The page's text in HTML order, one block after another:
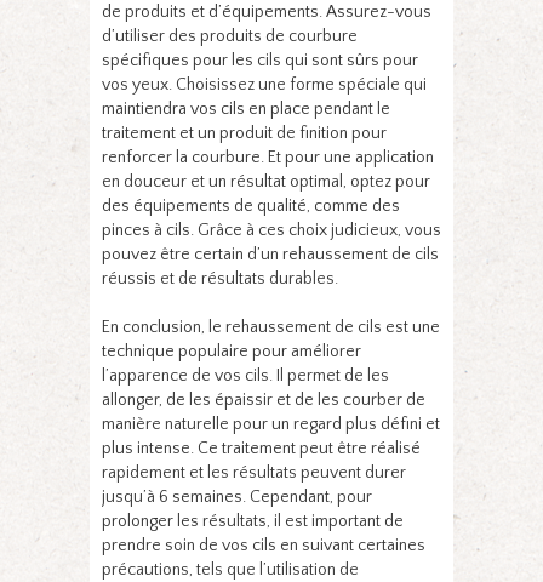
de produits et d’équipements. Assurez-vous
d’utiliser des produits de courbure
spécifiques pour les cils qui sont sûrs pour
vos yeux. Choisissez une forme spéciale qui
maintiendra vos cils en place pendant le
traitement et un produit de finition pour
renforcer la courbure. Et pour une application
en douceur et un résultat optimal, optez pour
des équipements de qualité, comme des
pinces à cils. Grâce à ces choix judicieux, vous
pouvez être certain d’un rehaussement de cils
réussis et de résultats durables.
En conclusion, le rehaussement de cils est une
technique populaire pour améliorer
l’apparence de vos cils. Il permet de les
allonger, de les épaissir et de les courber de
manière naturelle pour un regard plus défini et
plus intense. Ce traitement peut être réalisé
rapidement et les résultats peuvent durer
jusqu’à 6 semaines. Cependant, pour
prolonger les résultats, il est important de
prendre soin de vos cils en suivant certaines
précautions, tels que l’utilisation de